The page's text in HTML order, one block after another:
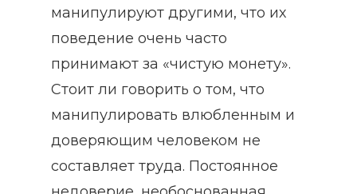
манипулируют другими, что их
поведение очень часто
принимают за «чистую монету».
Стоит ли говорить о том, что
манипулировать влюбленным и
доверяющим человеком не
составляет труда. Постоянное